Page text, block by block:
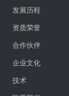
发展历程
资质荣誉
合作伙伴
企业文化
技术